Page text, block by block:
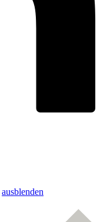
ausblenden